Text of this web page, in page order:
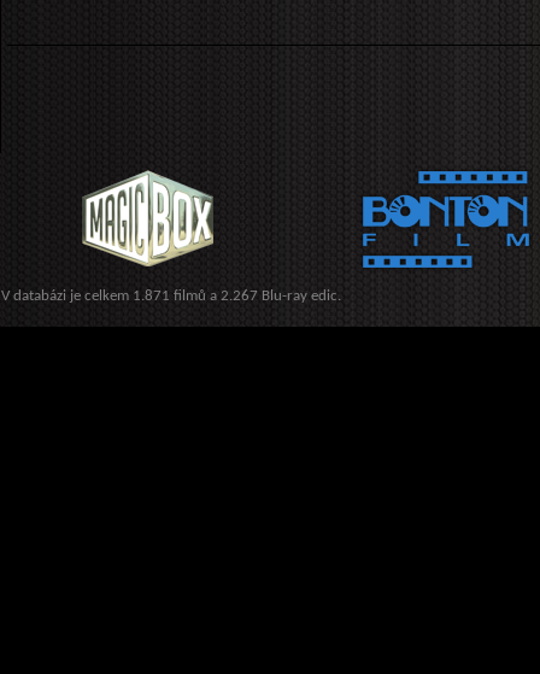
V databázi je celkem 1.871 filmů a 2.267 Blu-ray edic.